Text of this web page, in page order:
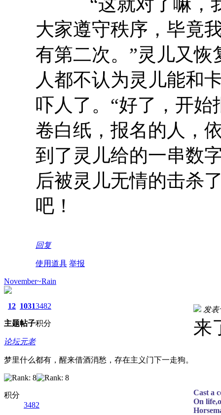
大家遵守秩序，毕竟
有第二次。”灵儿又
人都不认为灵儿能和
吓人了。“好了，开
卷白纸，报名的人，
到了灵儿给的一串数
后被灵儿无情的击杀
吧！
回复
使用道具 举报
November~Rain
12
主题
1031
帖子
3482
积分
论坛元老
梦里什么都有，醒来借酒消愁，存在主义门下一走狗。
积分
3482
发表
来
Cast a
On